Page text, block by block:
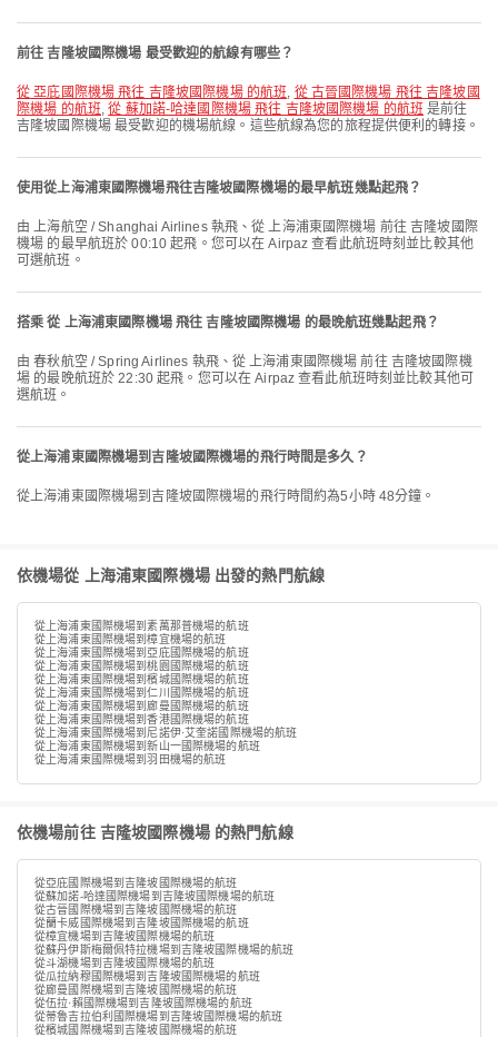
前往 吉隆坡國際機場 最受歡迎的航線有哪些？
從 亞庇國際機場 飛往 吉隆坡國際機場 的航班, 從 古晉國際機場 飛往 吉隆坡國
際機場 的航班,從 蘇加諾-哈達國際機場 飛往 吉隆坡國際機場 的航班 是前往
吉隆坡國際機場 最受歡迎的機場航線。這些航線為您的旅程提供便利的轉接。
使用從上海浦東國際機場飛往吉隆坡國際機場的最早航班幾點起飛？
由 上海航空 / Shanghai Airlines 執飛、從 上海浦東國際機場 前往 吉隆坡國際
機場 的最早航班於 00:10 起飛。您可以在 Airpaz 查看此航班時刻並比較其他
可選航班。
搭乘 從 上海浦東國際機場 飛往 吉隆坡國際機場 的最晚航班幾點起飛？
由 春秋航空 / Spring Airlines 執飛、從 上海浦東國際機場 前往 吉隆坡國際機
場 的最晚航班於 22:30 起飛。您可以在 Airpaz 查看此航班時刻並比較其他可
選航班。
從上海浦東國際機場到吉隆坡國際機場的飛行時間是多久？
從上海浦東國際機場到吉隆坡國際機場的飛行時間約為5小時 48分鐘。
依機場從 上海浦東國際機場 出發的熱門航線
從上海浦東國際機場到素萬那普機場的航班
從上海浦東國際機場到樟宜機場的航班
從上海浦東國際機場到亞庇國際機場的航班
從上海浦東國際機場到桃園國際機場的航班
從上海浦東國際機場到檳城國際機場的航班
從上海浦東國際機場到仁川國際機場的航班
從上海浦東國際機場到廊曼國際機場的航班
從上海浦東國際機場到香港國際機場的航班
從上海浦東國際機場到尼諾伊·艾奎諾國際機場的航班
從上海浦東國際機場到新山一國際機場的航班
從上海浦東國際機場到羽田機場的航班
依機場前往 吉隆坡國際機場 的熱門航線
從亞庇國際機場到吉隆坡國際機場的航班
從蘇加諾-哈達國際機場到吉隆坡國際機場的航班
從古晉國際機場到吉隆坡國際機場的航班
從蘭卡威國際機場到吉隆坡國際機場的航班
從樟宜機場到吉隆坡國際機場的航班
從蘇丹伊斯梅爾佩特拉機場到吉隆坡國際機場的航班
從斗湖機場到吉隆坡國際機場的航班
從瓜拉納穆國際機場到吉隆坡國際機場的航班
從廊曼國際機場到吉隆坡國際機場的航班
從伍拉·賴國際機場到吉隆坡國際機場的航班
從蒂魯吉拉伯利國際機場到吉隆坡國際機場的航班
從檳城國際機場到吉隆坡國際機場的航班